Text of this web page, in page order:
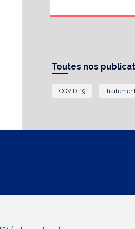
Toutes nos
COVID-19